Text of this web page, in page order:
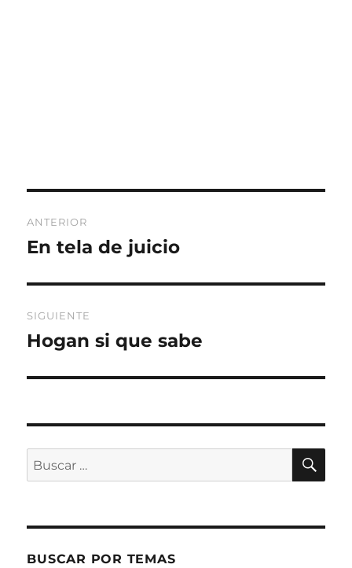
de
ANTERIOR
Entrada
En tela de juicio
SIGUIENTE
Entrada
Hogan si que sabe
Buscar
por:
BUSCAR POR TEMAS